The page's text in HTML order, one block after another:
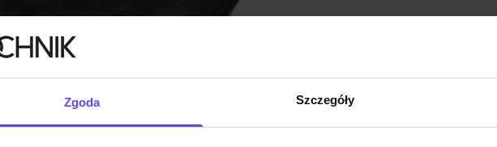
Zgoda Szczegóły